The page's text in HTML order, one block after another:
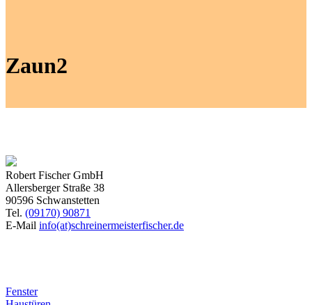
Zaun2
Robert Fischer GmbH
Allersberger Straße 38
90596 Schwanstetten
Tel. (09170) 90871
E-Mail info(at)schreinermeisterfischer.de
Fenster